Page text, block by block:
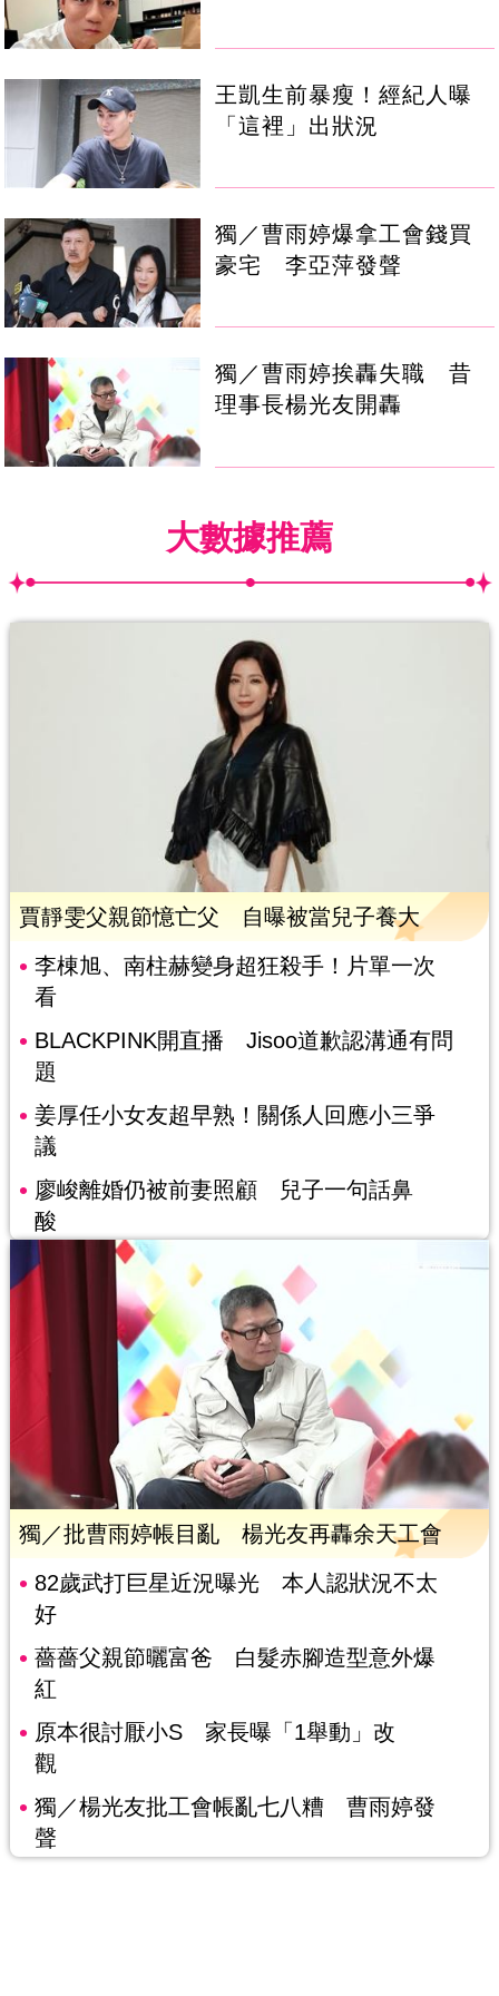
王凱生前暴瘦！經紀人曝
「這裡」出狀況
獨／曹雨婷爆拿工會錢買
豪宅 李亞萍發聲
獨／曹雨婷挨轟失職 昔
理事長楊光友開轟
大數據推薦
賈靜雯父親節憶亡父 自曝被當兒子養大
李棟旭、南柱赫變身超狂殺手！片單一次
看
BLACKPINK開直播 Jisoo道歉認溝通有問
題
姜厚任小女友超早熟！關係人回應小三爭
議
廖峻離婚仍被前妻照顧 兒子一句話鼻
酸
獨／批曹雨婷帳目亂 楊光友再轟余天工會
82歲武打巨星近況曝光 本人認狀況不太
好
薔薔父親節曬富爸 白髮赤腳造型意外爆
紅
原本很討厭小S 家長曝「1舉動」改
觀
獨／楊光友批工會帳亂七八糟 曹雨婷發
聲